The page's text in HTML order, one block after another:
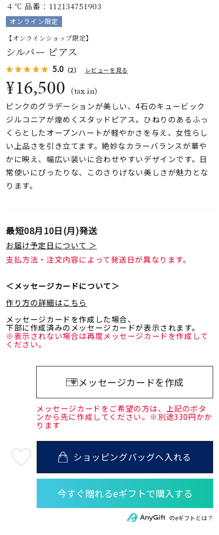
石の色
ファッションテイス
ト
着用シーン
コレクション
レディース
リングサイズ
～
価格 ¥0
在庫 在庫ありのみ
４℃ 品番：112134751903
オンライン限定
【オンラインショップ限定】
シルバー ピアス
5.0 （2） レビューを見る
¥16,500 (tax in)
ピンクのグラデーションが美しい、4石のキュービック
ジルコニアが煌めくスタッドピアス。ひねりのあるふっ
くらとしたオープンハートが軽やかさを与え、女性らし
い上品さを引き立てます。絶妙なカラーバランスが華や
かに映え、幅広い装いに合わせやすいデザインです。日
常使いにぴったりな、このさりげない美しさが魅力とな
ります。
最短08月10日(月)発送
お届け予定日について ＞
支払方法・注文内容によって発送日が異なります。
＜メッセージカードについて＞
作り方の詳細はこちら
メッセージカードを作成した場合、
下部に作成済みのメッセージカードが表示されます。
※表示されない場合は再度メッセージカードを作成して
ください。
メッセージカードを作成
メッセージカードをご希望の方は、上記のボタ
ンから先に作成してください。※別途330円かか
ります
08
月
ショッピングバッグへ入れる
のeギフトとは？